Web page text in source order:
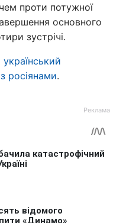
проти потужної
основного
зустрічі.
український
росіянами.